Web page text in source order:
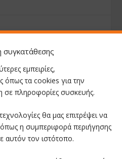
συγκατάθεσης
εμπειρίες,
όπως τα cookies για την
πληροφορίες συσκευής.
θα μας επιτρέψει να
η συμπεριφορά περιήγησης
αυτόν τον ιστότοπο.